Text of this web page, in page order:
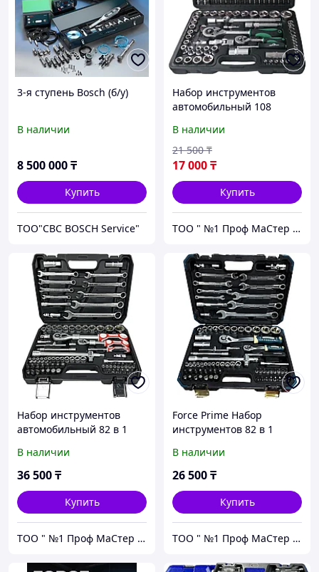
3-я ступень Bosch (б/у)
В наличии
8 500 000₸
Купить
TOO"CBC BOSCH Service"
Набор инструментов
автомобильный 108
В наличии
17 000₸
21 500 ₸
Купить
ТОО " №1 Проф МаСтер ZNZS"
Набор инструментов
автомобильный 82 в 1
В наличии
36 500₸
Купить
ТОО " №1 Проф МаСтер ZNZS"
Force Prime Набор
инструментов 82 в 1
В наличии
26 500₸
Купить
ТОО " №1 Проф МаСтер ZNZS"